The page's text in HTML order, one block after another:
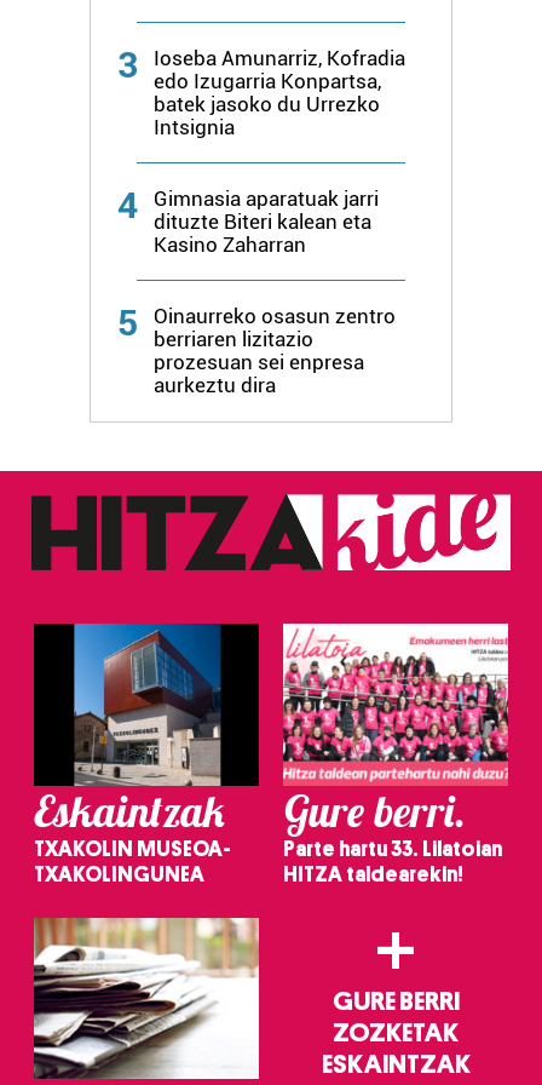
produktuak garatzeko. Zure datuak nork eta zertarako
erabiltzen dituen hauta dezakezu.
Bazkide batzuek ez dizute baimenik eskatzen, eta beren
interes komertzial legitimoetan babesten dira. Ikusi gure
duten interes legitimoa eta horren aurka nola egin
dezakezun ikusteko.
buruzko informazio gehiago eta ezarri zure lehentasunak
datuen atalean. Edozein unetan alda edo ken dezakezu
zure baimena Cookieen adierazpenean.
zerbitzuak hobetzeko asmoz, cookie teknologiaz
baliatzen gara. Ohar hau onartuz gero, teknologia hori
erabiltzeko baimen esplizitua ematen diguzu. Gehiago
3
Ioseba Amunarriz, Kofradia
edo Izugarria Konpartsa,
batek jasoko du Urrezko
Intsignia
4
Gimnasia aparatuak jarri
dituzte Biteri kalean eta
Kasino Zaharran
5
Oinaurreko osasun zentro
berriaren lizitazio
prozesuan sei enpresa
aurkeztu dira
Eskaintzak
TXAKOLIN MUSEOA-
TXAKOLINGUNEA
Gure berri.
Parte hartu 33. Lilatoian
HITZA taldearekin!
+
GURE BERRI
ZOZKETAK
ESKAINTZAK